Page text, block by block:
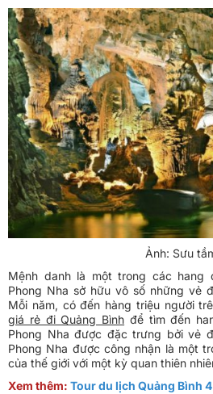
Ảnh: Sưu
Mệnh danh là một trong các hang
Phong Nha sở hữu vô số những vẻ
Mỗi năm, có đến hàng triệu người
giá rẻ đi Quảng Bình để tìm đến
Phong Nha được đặc trưng bởi vẻ
Phong Nha được công nhận là một
của thế giới với một kỳ quan thiên
Xem thêm: Tour du lịch Quảng Bình